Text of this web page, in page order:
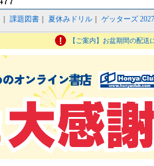
課題図書 夏休みドリル ゲッターズ 2027
【ご案内】お盆期間の配送